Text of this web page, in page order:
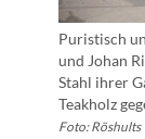
Puristisch
und Johan
Stahl ihrer
Teakholz
Foto: Röshults